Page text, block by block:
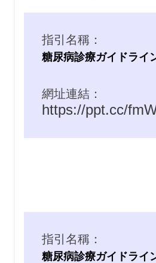
指引名稱：
糖尿病診療ガイドライ
網址連結：
https://ppt.cc/
指引名稱：
糖尿病診療ガイドライ